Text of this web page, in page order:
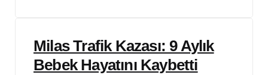
Milas Trafik Kazası: 9 Aylık
Bebek Hayatını Kaybetti